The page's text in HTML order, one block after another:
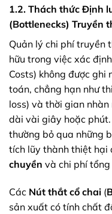
1.2. Thách thức Định
(Bottlenecks) Truyền
Quản lý chi phí truyền
hữu trong việc xác
Costs) không được ghi
toán, chẳng hạn như
loss) và thời gian
dài vài giây hoặc
thường bỏ qua những
tích lũy thành thiệt hại
chuyền và chi phí tổng
Các Nút thắt cổ chai (
sản xuất có tính chất